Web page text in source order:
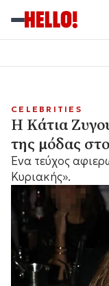
CELEBRITIES
Η Κάτια
της μόδας
Ένα τεύχος
Κυριακής».